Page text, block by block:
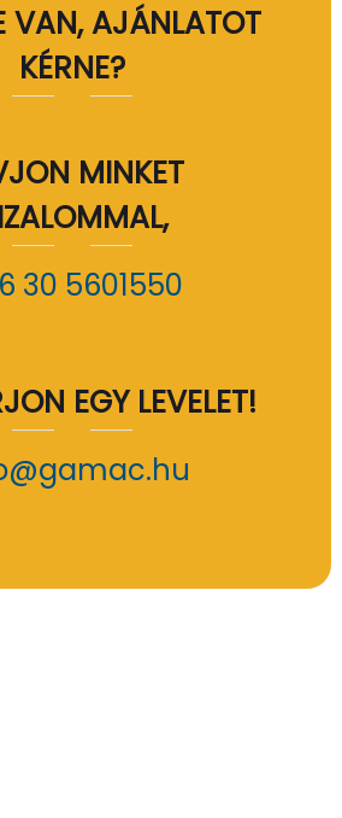
VAN, AJÁNLATOT
KÉRNE?
MINKET
30 5601550
EGY LEVELET!